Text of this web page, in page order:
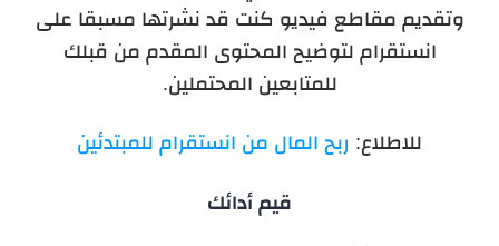
وتقديم مقاطع فيديو كنت قد نشرتها مسبقا على
انستقرام لتوضيح المحتوى المقدم من قبلك
للمتابعين المحتملين.
للاطلاع: ربح المال من انستقرام للمبتدئين
قيم أدائك